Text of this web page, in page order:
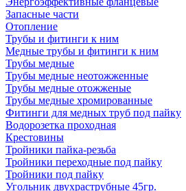
Запасные части
Отопление
Трубы и фитинги к ним
Медные трубы и фитинги к ним
Трубы медные
Трубы медные неотожженные
Трубы медные отожженые
Трубы медные хромированные
Фитинги для медных труб под пайку
Водорозетка проходная
Крестовины
Тройники пайка-резьба
Тройники переходные под пайку
Тройники под пайку
Угольник двухраструбные 45гр.